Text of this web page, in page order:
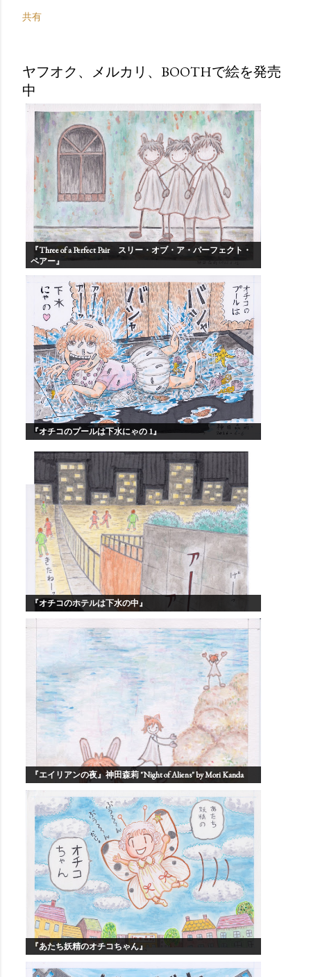
共有
ヤフオク、メルカリ、BOOTHで絵を発売
中
『Three of a Perfect Pair スリー・オブ・ア・パーフェクト・
ペアー』
『オチコのプールは下水にゃの 1』
『オチコのホテルは下水の中』
『エイリアンの夜』神田森莉 "Night of Aliens" by Mori Kanda
『あたち妖精のオチコちゃん』